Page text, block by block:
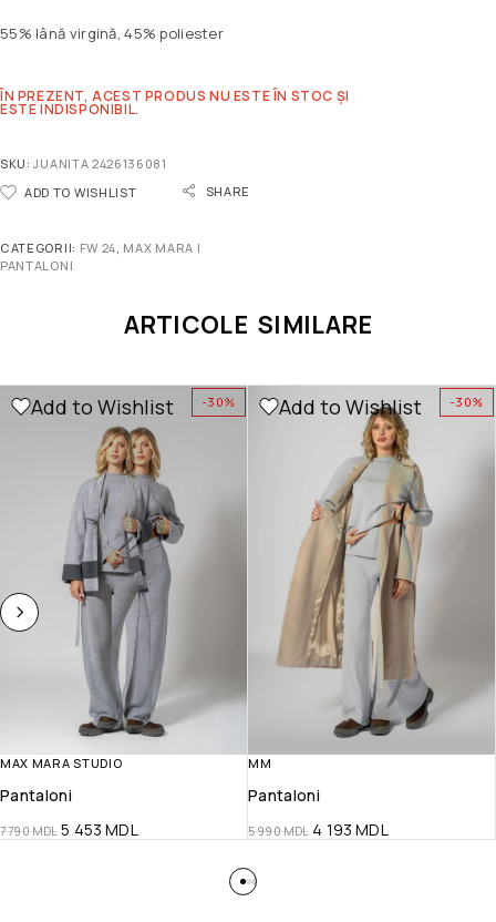
55% lână virgină, 45% poliester
ÎN PREZENT, ACEST PRODUS NU ESTE ÎN STOC ȘI
ESTE INDISPONIBIL.
SKU:JUANITA 2426136081
ADD TO WISHLIST
SHARE
CATEGORII: FW 24 MAX MARA |
PANTALONI
ARTICOLE SIMILARE
-30%
Add to Wishlist
MAX MARA STUDIO
Pantaloni
7 790MDL 5 453MDL
-30%
Add to Wishlist
MM
Pantaloni
5 990MDL 4 193MDL